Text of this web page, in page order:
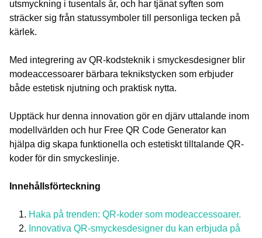
utsmyckning i tusentals år, och har tjänat syften som
sträcker sig från statussymboler till personliga tecken på
kärlek.
Med integrering av QR-kodsteknik i smyckesdesigner blir
modeaccessoarer bärbara teknikstycken som erbjuder
både estetisk njutning och praktisk nytta.
Upptäck hur denna innovation gör en djärv uttalande inom
modellvärlden och hur Free QR Code Generator kan
hjälpa dig skapa funktionella och estetiskt tilltalande QR-
koder för din smyckeslinje.
Innehållsförteckning
Haka på trenden: QR-koder som modeaccessoarer.
Innovativa QR-smyckesdesigner du kan erbjuda på